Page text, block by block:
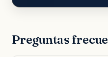
Preguntas